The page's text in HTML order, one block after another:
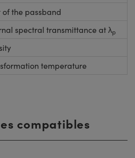
of the passband
spectral transmittance at λp
temperature
compatibles